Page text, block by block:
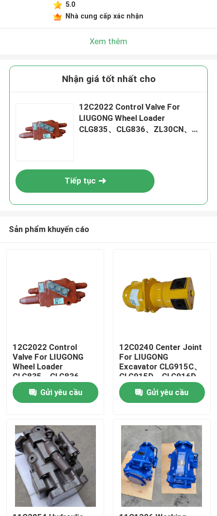
Trang chủ
Các sản phẩm
Video
5.0
Nhà cung cấp xác nhận
Xem thêm
Nhận giá tốt nhất cho
12C2022 Control Valve For
LIUGONG Wheel Loader
CLG835、CLG836、ZL30CN、
Tiếp tục
Sản phẩm khuyến cáo
12C2022 Control
Valve For LIUGONG
Wheel Loader
CLG835、CLG836、
ZL30CN、ZL30E
CLG842、ZL40B
CLG850H、CLG855H
Gửi yêu cầu
12C0240 Center Joint
For LIUGONG
Excavator CLG915C、
CLG915D、CLG916D
CLG920D、CLG920E
CLG922DGửi yêu cầu